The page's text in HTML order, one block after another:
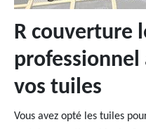
R couverture
professionnel
vos tuiles
Vous avez opté les tuiles